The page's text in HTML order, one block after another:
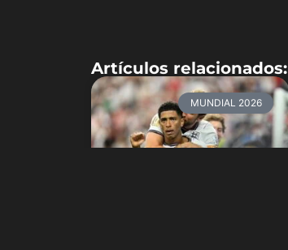
Artículos relacionados:
MUNDIAL 2026